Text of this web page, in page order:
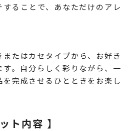
ることで、あなただけのアレ
たはカセタイプから、お好き
。自分らしく彩りながら、一
完成させるひとときをお楽し
ト内容 】